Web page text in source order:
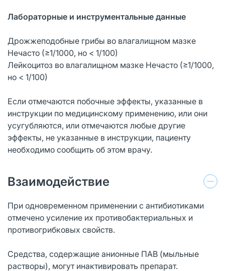
Лабораторные и инструментальные данные
Дрожжеподобные грибы во влагалищном мазке
Нечасто (≥1/1000, но < 1/100)
Лейкоцитоз во влагалищном мазке Нечасто (≥1/1000,
но < 1/100)
Если отмечаются побочные эффекты, указанные в
инструкции по медицинскому применению, или они
усугубляются, или отмечаются любые другие
эффекты, не указанные в инструкции, пациенту
необходимо сообщить об этом врачу.
Взаимодействие
При одновременном применении с антибиотиками
отмечено усиление их противобактериальных и
противогрибковых свойств.
Средства, содержащие анионные ПАВ (мыльные
растворы), могут инактивировать препарат.